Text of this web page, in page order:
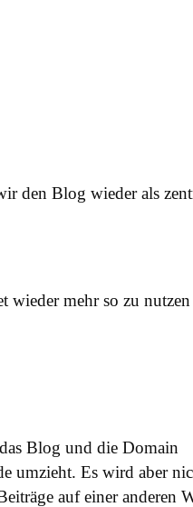
den Blog wieder als
wieder mehr so zu
Blog und die Domain
umzieht. Es wird aber
auf einer anderen